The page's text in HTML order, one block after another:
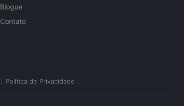
Blogue
Contato
Política de Privacidade